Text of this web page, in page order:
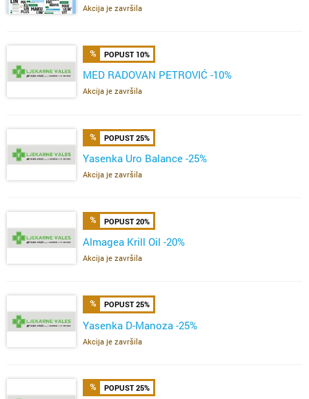
Akcija je završila
POPUST 10%
MED RADOVAN PETROVIĆ -10%
Akcija je završila
POPUST 25%
Yasenka Uro Balance -25%
Akcija je završila
POPUST 20%
Almagea Krill Oil -20%
Akcija je završila
POPUST 25%
Yasenka D-Manoza -25%
Akcija je završila
POPUST 25%